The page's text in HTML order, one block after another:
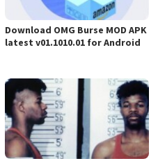
Download OMG Burse MOD APK
latest v01.1010.01 for Android